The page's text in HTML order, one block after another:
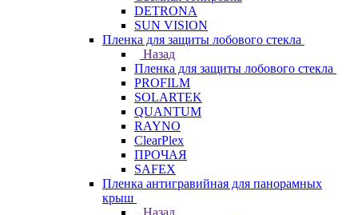
DETRONA
SUN VISION
Пленка для защиты лобового стекла
Назад
Пленка для защиты лобового стекла
PROFILM
SOLARTEK
QUANTUM
RAYNO
ClearPlex
ПРОЧАЯ
SAFEX
Пленка антигравийная для панорамных
крыш
Назад